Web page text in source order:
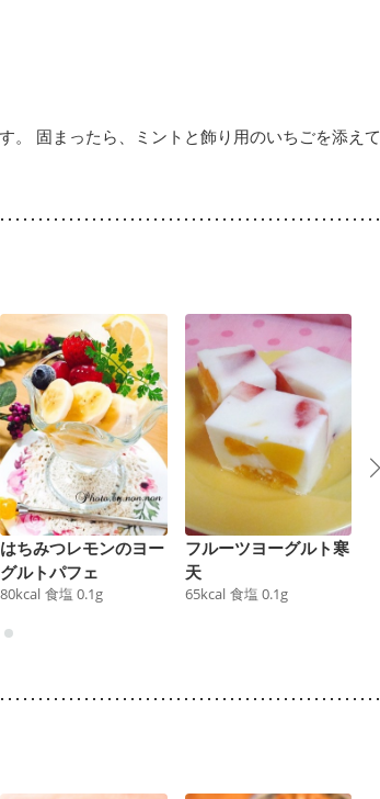
。 固まったら、ミントと飾り用のいちごを添えて
はちみつレモンのヨー
グルトパフェ
80kcal 食塩 0.1g
フルーツヨーグルト寒
天
65kcal 食塩 0.1g